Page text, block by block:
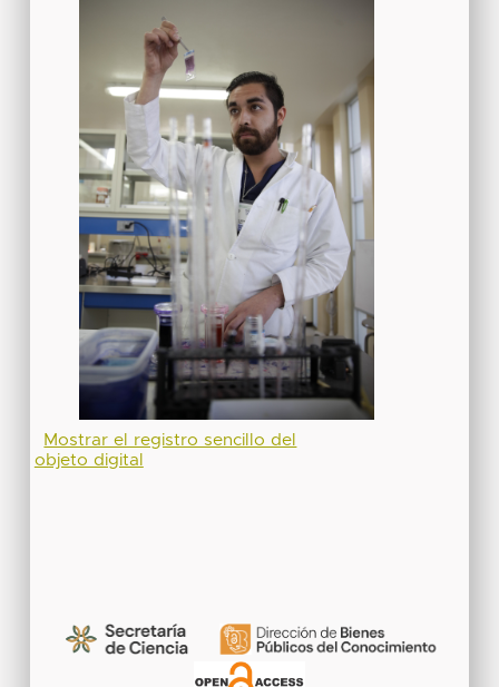
Mostrar el registro sencillo del
objeto digital